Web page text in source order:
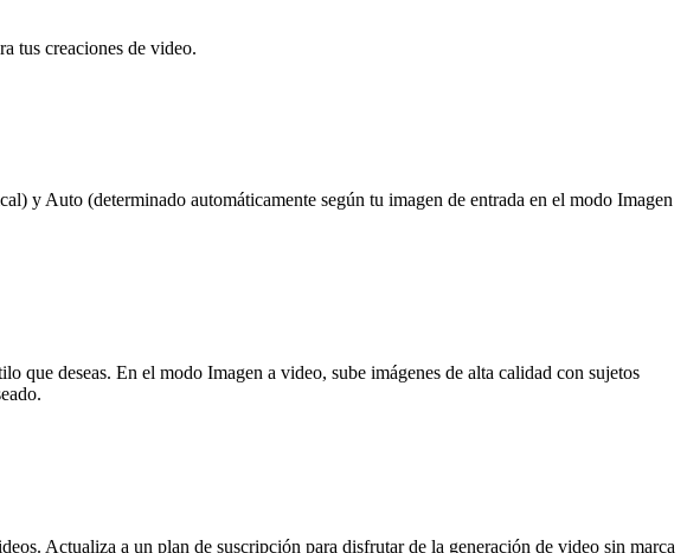
tus creaciones de video.
y Auto (determinado automáticamente según tu imagen de entrada en el modo Imagen
que deseas. En el modo Imagen a video, sube imágenes de alta calidad con sujetos
Actualiza a un plan de suscripción para disfrutar de la generación de video sin marca